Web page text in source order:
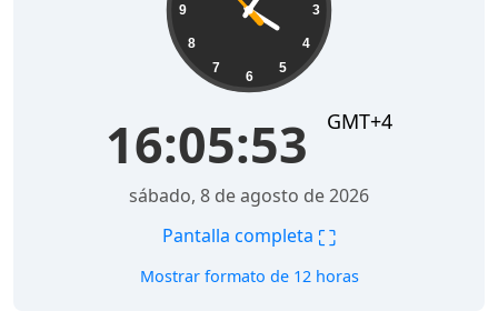
3
4
5
6
7
8
9
16:05:54 GMT+4
sábado, 8 de agosto de 2026
Pantalla completa ⛶
Mostrar formato de 12 horas